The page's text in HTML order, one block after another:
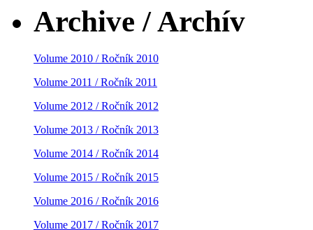
Archive / Archív
Volume 2010 / Ročník 2010
Volume 2011 / Ročník 2011
Volume 2012 / Ročník 2012
Volume 2013 / Ročník 2013
Volume 2014 / Ročník 2014
Volume 2015 / Ročník 2015
Volume 2016 / Ročník 2016
Volume 2017 / Ročník 2017